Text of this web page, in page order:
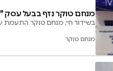
מנחם טוקר נזף בבעל עסק
בשידור חי, מנחם טוקר התעמת
מנחם טוקר